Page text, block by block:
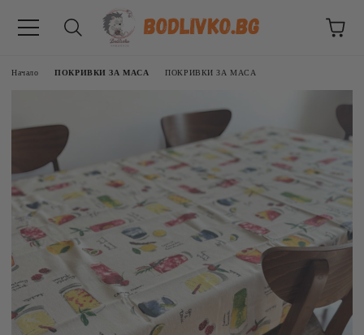
Начало ПОКРИВКИ ЗА МАСА ПОКРИВКИ ЗА МАСА